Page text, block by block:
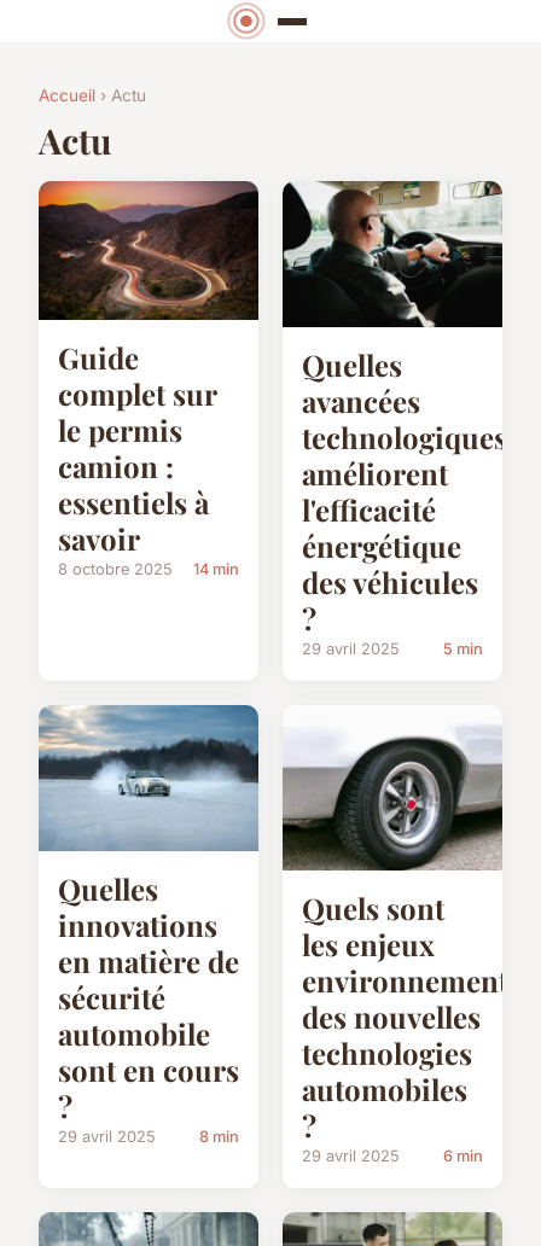
Accueil › Actu
Actu
Guide
complet sur
le permis
camion :
essentiels à
savoir
8 octobre 2025 14 min
Quelles
avancées
technologiques
améliorent
l'efficacité
énergétique
des véhicules
?
29 avril 2025 5 min
Quelles
innovations
en matière de
sécurité
automobile
sont en cours
?
29 avril 2025 8 min
Quels sont
les enjeux
des nouvelles
technologies
automobiles
?
29 avril 2025 6 min